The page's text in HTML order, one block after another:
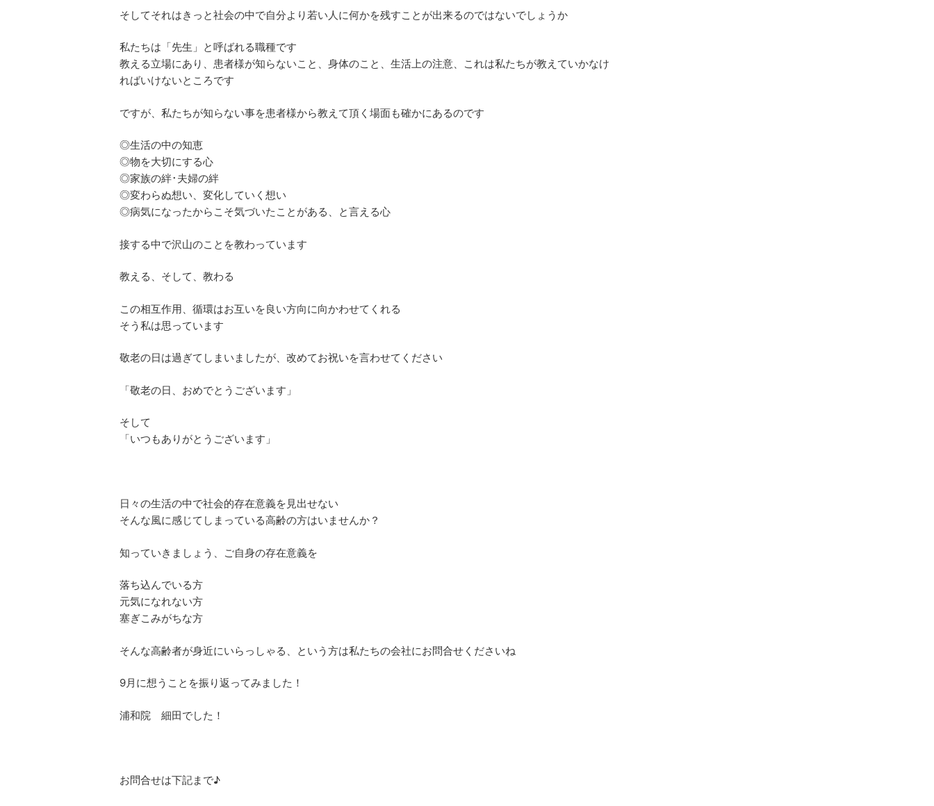
そしてそれはきっと社会の中で自分より若い人に何かを残すことが出来るのではないでしょうか
私たちは「先生」と呼ばれる職種です
教える立場にあり、患者様が知らないこと、身体のこと、生活上の注意、これは私たちが教えていかなけ
ればいけないところです
ですが、私たちが知らない事を患者様から教えて頂く場面も確かにあるのです
◎生活の中の知恵
◎物を大切にする心
◎家族の絆･夫婦の絆
◎変わらぬ想い、変化していく想い
◎病気になったからこそ気づいたことがある、と言える心
接する中で沢山のことを教わっています
教える、そして、教わる
この相互作用、循環はお互いを良い方向に向かわせてくれる
そう私は思っています
敬老の日は過ぎてしまいましたが、改めてお祝いを言わせてください
「敬老の日、おめでとうございます」
そして
「いつもありがとうございます」
日々の生活の中で社会的存在意義を見出せない
そんな風に感じてしまっている高齢の方はいませんか？
知っていきましょう、ご自身の存在意義を
落ち込んでいる方
元気になれない方
塞ぎこみがちな方
そんな高齢者が身近にいらっしゃる、という方は私たちの会社にお問合せくださいね
9月に想うことを振り返ってみました！
浦和院 細田でした！
お問合せは下記まで♪